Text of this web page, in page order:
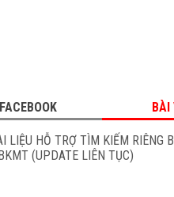
BÀI
LIỆU HỖ TRỢ TÌM KIẾM RIÊNG
(UPDATE LIÊN TỤC)